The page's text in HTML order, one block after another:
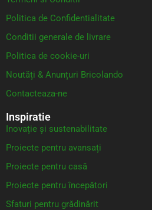
Politica de Confidentialitate
Conditii generale de livrare
Politica de cookie-uri
Noutăți & Anunțuri Bricolando
Contacteaza-ne
Inspiratie
Inovație și sustenabilitate
Proiecte pentru avansați
Proiecte pentru casă
Proiecte pentru începători
Sfaturi pentru grădinărit